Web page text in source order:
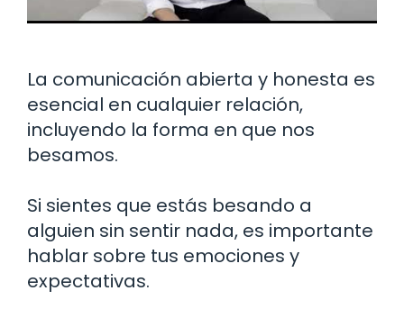
La comunicación abierta y honesta es
esencial en cualquier relación,
incluyendo la forma en que nos
besamos.
Si sientes que estás besando a
alguien sin sentir nada, es importante
hablar sobre tus emociones y
expectativas.